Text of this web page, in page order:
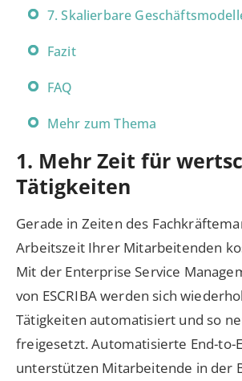
7. Skalierbare
Fazit
FAQ
Mehr zum Thema
1. Mehr Zeit für
Tätigkeiten
Gerade in Zeiten des
Arbeitszeit Ihrer Mitarbeitenden
Mit der Enterprise Service
von ESCRIBA werden sich
Tätigkeiten automatisiert und so
freigesetzt. Automatisierte End-to-
unterstützen Mitarbeitende in der